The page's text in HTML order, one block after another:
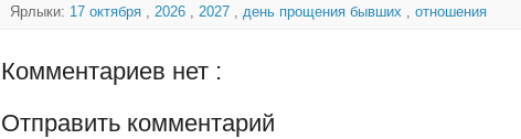
Ярлыки: 17 октября , 2026 , 2027 , день прощения бывших , отношения
Комментариев нет :
Отправить комментарий